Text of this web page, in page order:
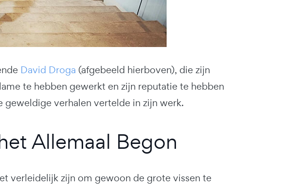
David Droga (afgebeeld hierboven), die zijn
te hebben gewerkt en zijn reputatie te hebben
verhalen vertelde in zijn werk.
Allemaal Begon
verleidelijk zijn om gewoon de grote vissen te